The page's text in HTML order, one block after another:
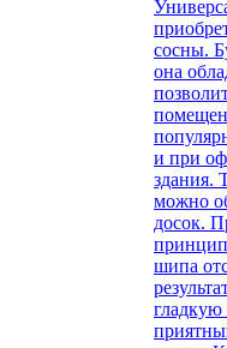
сосны.
она
и при
здания.
можно
досок.
шипа
гладкую